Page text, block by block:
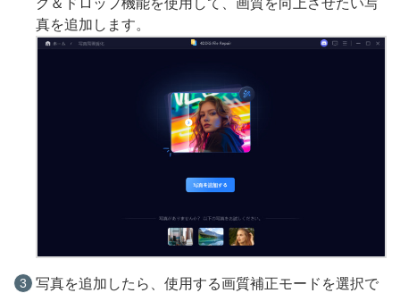
グ＆ドロップ機能を使用して、画質を向上させたい写
真を追加します。
写真を追加したら、使用する画質補正モードを選択で